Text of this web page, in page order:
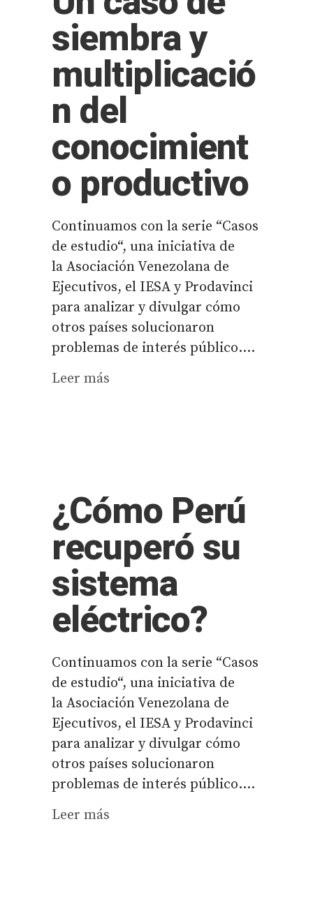
siembra y
multiplicació
n del
conocimient
o productivo
Continuamos con la serie “Casos
de estudio“, una iniciativa de
la Asociación Venezolana de
Ejecutivos, el IESA y Prodavinci
para analizar y divulgar cómo
otros países solucionaron
problemas de interés público....
Leer más
¿Cómo Perú
recuperó su
sistema
eléctrico?
Continuamos con la serie “Casos
de estudio“, una iniciativa de
la Asociación Venezolana de
Ejecutivos, el IESA y Prodavinci
para analizar y divulgar cómo
otros países solucionaron
problemas de interés público....
Leer más